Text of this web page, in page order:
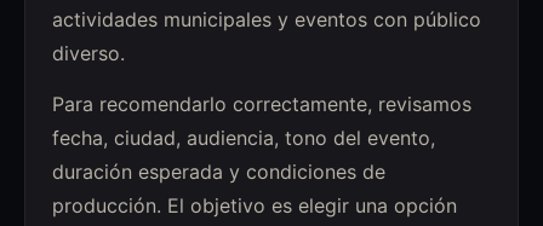
actividades municipales y eventos con público
diverso.
Para recomendarlo correctamente, revisamos
fecha, ciudad, audiencia, tono del evento,
duración esperada y condiciones de
producción. El objetivo es elegir una opción